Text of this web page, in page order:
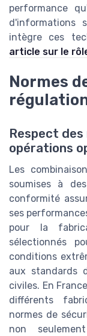
performance
d'informations
intègre ces
article sur le
Normes
Respect
opérations
Les
soumises à
conformité
ses
pour la
sélectionnés
conditions
aux standards
civiles. En
différents
normes de
non